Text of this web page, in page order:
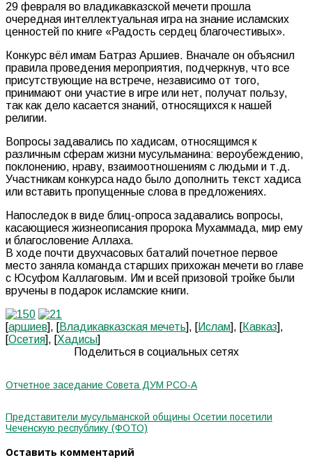
29 февраля во владикавказской мечети прошла
очередная интеллектуальная игра на знание исламских
ценностей по книге «Радость сердец благочестивых».
Конкурс вёл имам Батраз Аршиев. Вначале он объяснил
правила проведения мероприятия, подчеркнув, что все
присутствующие на встрече, независимо от того,
принимают они участие в игре или нет, получат пользу,
так как дело касается знаний, относящихся к нашей
религии.
Вопросы задавались по хадисам, относящимся к
различным сферам жизни мусульманина: вероубеждению,
поклонению, нраву, взаимоотношениям с людьми и т.д.
Участникам конкурса надо было дополнить текст хадиса
или вставить пропущенные слова в предложениях.
Напоследок в виде блиц-опроса задавались вопросы,
касающиеся жизнеописания пророка Мухаммада, мир ему
и благословение Аллаха.
В ходе почти двухчасовых баталий почетное первое
место заняла команда старших прихожан мечети во главе
с Юсуфом Каллаговым. Им и всей призовой тройке были
вручены в подарок исламские книги.
[аршиев], [Владикавказская мечеть], [Ислам], [Кавказ],
[Осетия], [Хадисы]
Поделиться в социальных сетях
Отчетное заседание Совета ДУМ РСО-А
Представители мусульманской общины Осетии посетили
Чеченскую республику (ФОТО)
Оставить комментарий